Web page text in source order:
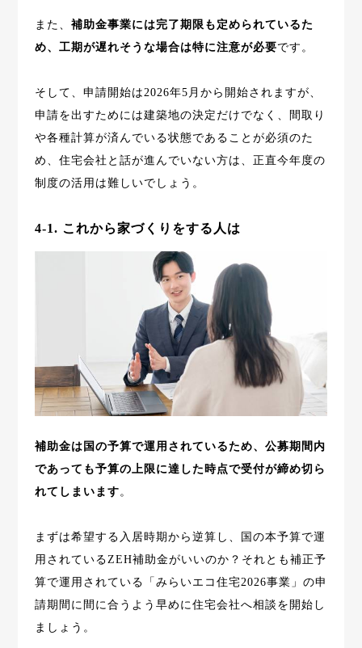
また、 補助金事業には完了期限も定められているた
め、工期が遅れそうな場合は特に注意が必要です。
そして、申請開始は2026年5月から開始されますが、
申請を出すためには建築地の決定だけでなく、間取り
や各種計算が済んでいる状態であることが必須のた
め、住宅会社と話が進んでいない方は、正直今年度の
制度の活用は難しいでしょう。
4-1. これから家づくりをする人は
補助金は国の予算で運用されているため、公募期間内
であっても予算の上限に達した時点で受付が締め切ら
れてしまいます 。
まずは希望する入居時期から逆算し、国の本予算で運
用されているZEH補助金がいいのか？それとも補正予
算で運用されている「みらいエコ住宅2026事業」の申
請期間に間に合うよう早めに住宅会社へ相談を開始し
ましょう。